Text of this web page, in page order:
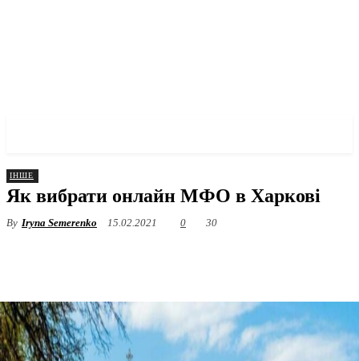
ІНШЕ
Як вибрати онлайн МФО в Харкові
By Iryna Semerenko 15.02.2021 0 30